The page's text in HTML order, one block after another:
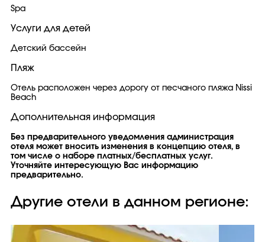
Spa
Услуги для детей
Детский бассейн
Пляж
Отель расположен через дорогу от песчаного пляжа Nissi
Beach
Дополнительная информация
Без предварительного уведомления администрация
отеля может вносить изменения в концепцию отеля, в
том числе о наборе платных/бесплатных услуг.
Уточняйте интересующую Вас информацию
предварительно.
Другие отели в данном регионе: